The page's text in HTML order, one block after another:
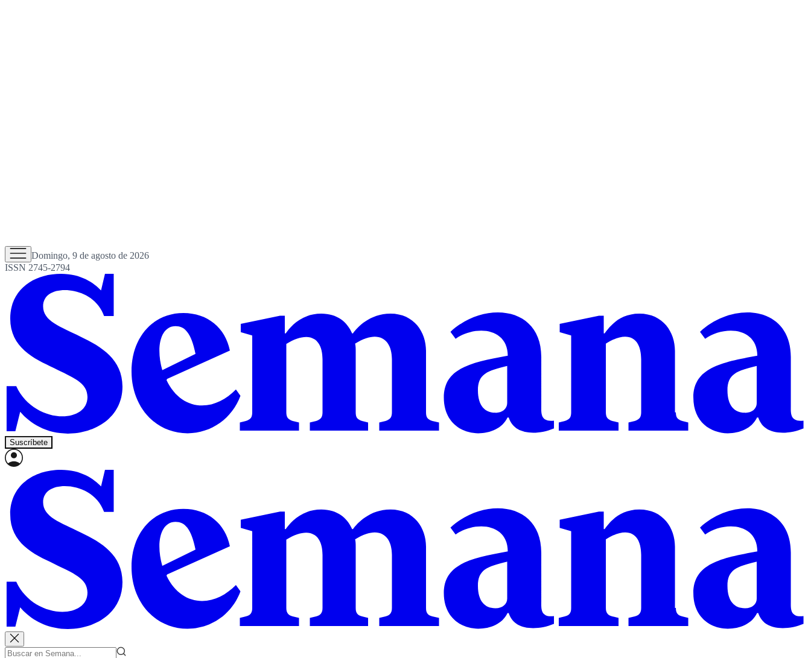
Domingo, 9 de agosto de 2026
ISSN 2745-2794
Suscríbete